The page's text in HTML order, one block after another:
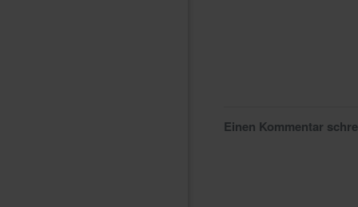
Einen Kommentar